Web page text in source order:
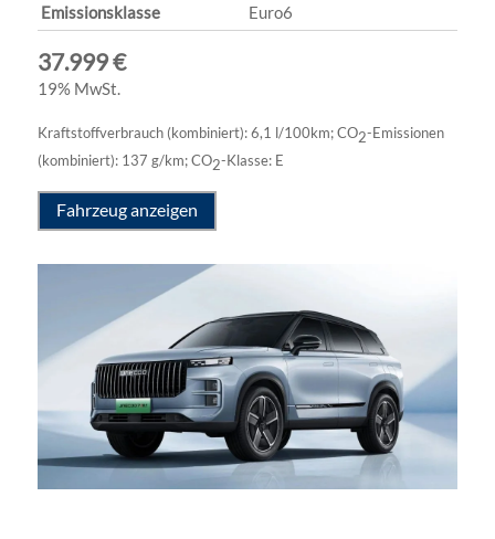
Emissionsklasse
Euro6
37.999 €
19% MwSt.
Kraftstoffverbrauch (kombiniert):6,1 l/100km;CO2-Emissionen
(kombiniert): 137 g/km;CO2-Klasse: E
Fahrzeug anzeigen